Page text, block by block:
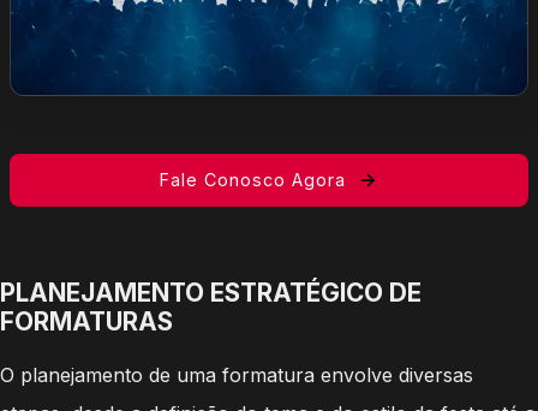
Fale Conosco Agora
PLANEJAMENTO ESTRATÉGICO DE
FORMATURAS
O planejamento de uma formatura envolve diversas